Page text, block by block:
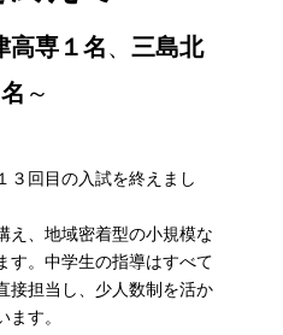
高専 １名、 三島北
名 ～
３回目の入試を終えまし
え、地域密着型の小規模な
す。中学生の指導はすべて
接担当し、少人数制を活か
ます。